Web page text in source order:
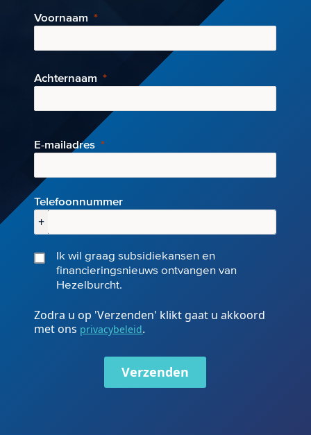
Voornaam
Achternaam
E-mailadres
Telefoonnummer
+
Ik wil graag subsidiekansen en
financieringsnieuws ontvangen van
Hezelburcht.
Zodra u op 'Verzenden' klikt gaat u akkoord
met ons privacybeleid.
Verzenden